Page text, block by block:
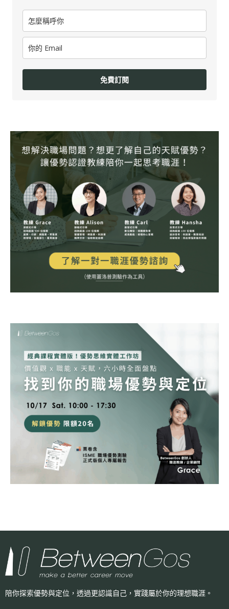
免費訂閱
陪你探索優勢與定位，透過更認識自己， 實踐屬於你的理想職涯。